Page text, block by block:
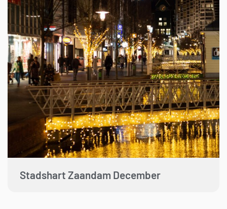
Stadshart Zaandam December